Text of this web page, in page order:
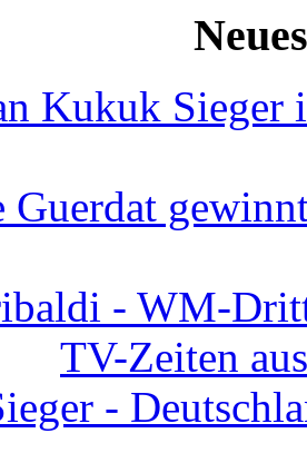
Kukuk
Guerdat
- WM-
TV-Zeiten
-